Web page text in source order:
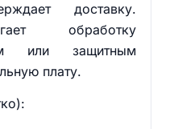
доставку.
обработку
или защитным
плату.